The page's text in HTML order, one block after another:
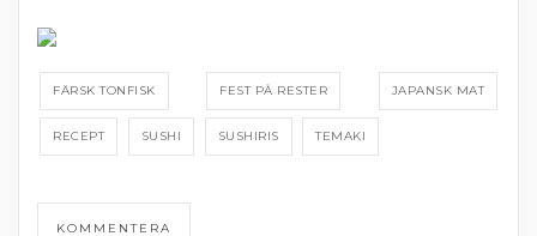
FÄRSK TONFISK FEST PÅ RESTER JAPANSK MAT
RECEPT SUSHI SUSHIRIS TEMAKI
KOMMENTERA